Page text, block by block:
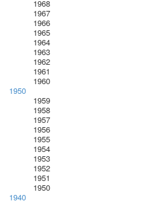
1968
1967
1966
1965
1964
1963
1962
1961
1960
1950
1959
1958
1957
1956
1955
1954
1953
1952
1951
1950
1940